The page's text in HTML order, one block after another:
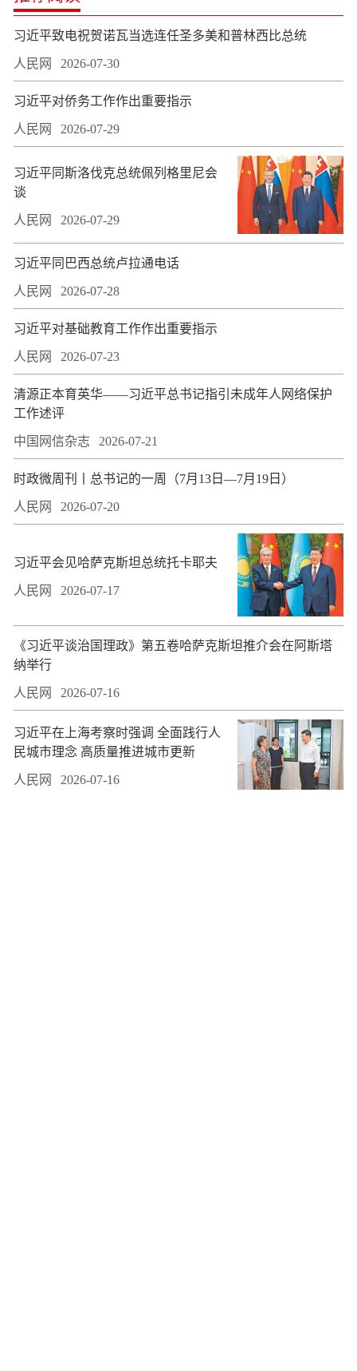
习近平致电祝贺诺瓦当选连任圣多美和普林西比总统
人民网 2026-07-30
习近平对侨务工作作出重要指示
人民网 2026-07-29
习近平同斯洛伐克总统佩列格里尼会
谈
人民网 2026-07-29
习近平同巴西总统卢拉通电话
人民网 2026-07-28
习近平对基础教育工作作出重要指示
人民网 2026-07-23
​清源正本育英华——习近平总书记指引未成年人网络保护
工作述评
中国网信杂志 2026-07-21
时政微周刊丨总书记的一周（7月13日—7月19日）
人民网 2026-07-20
习近平会见哈萨克斯坦总统托卡耶夫
人民网 2026-07-17
​《习近平谈治国理政》第五卷哈萨克斯坦推介会在阿斯塔
纳举行
人民网 2026-07-16
习近平在上海考察时强调 全面践行人
民城市理念 高质量推进城市更新
人民网 2026-07-16